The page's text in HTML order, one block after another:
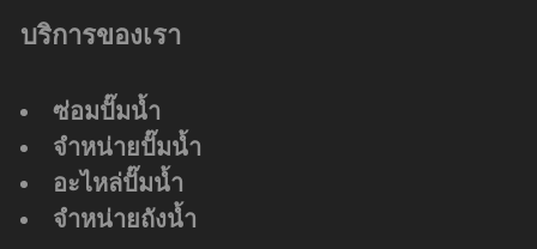
บริการของเรา
ซ่อมปั๊มน้ำ
จำหน่ายปั๊มน้ำ
อะไหล่ปั๊มน้ำ
จำหน่ายถังน้ำ